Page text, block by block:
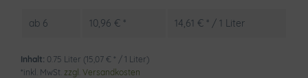
ab 6 10,96 € * 14,61 € * / 1 Liter
Inhalt: 0.75 Liter (15,07 € * / 1 Liter)
*inkl. MwSt. zzgl. Versandkosten